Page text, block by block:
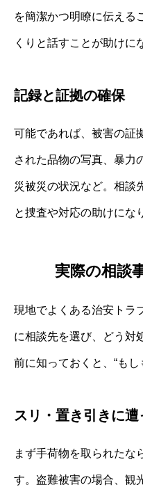
を簡潔かつ明瞭に伝える
くりと話すことが助けに
記録と証拠の確保
可能であれば、被害の証
された品物の写真、暴力
災被災の状況など。相談
と捜査や対応の助けにな
実際の相談
現地でよくある治安トラ
に相談先を選び、どう対
前に知っておくと、“もし
スリ・置き引きに遭
まず手荷物を取られたな
す。盗難被害の場合、観